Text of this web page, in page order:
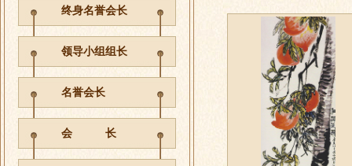
终身名誉会长
领导小组组长
名誉会长
会 长